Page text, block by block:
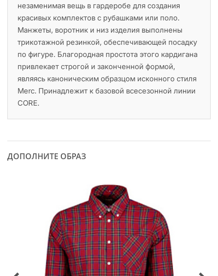
незаменимая вещь в гардеробе для создания
красивых комплектов с рубашками или поло.
Манжеты, воротник и низ изделия выполнены
трикотажной резинкой, обеспечивающей посадку
по фигуре. Благородная простота этого кардигана
привлекает строгой и законченной формой,
являясь каноническим образцом исконного стиля
Merc. Принадлежит к базовой всесезонной линии
CORE.
ДОПОЛНИТЕ ОБРАЗ